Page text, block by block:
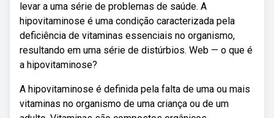
levar a uma série de problemas de saúde. A
hipovitaminose é uma condição caracterizada pela
deficiência de vitaminas essenciais no organismo,
resultando em uma série de distúrbios. Web — o que é
a hipovitaminose?
A hipovitaminose é definida pela falta de uma ou mais
vitaminas no organismo de uma criança ou de um